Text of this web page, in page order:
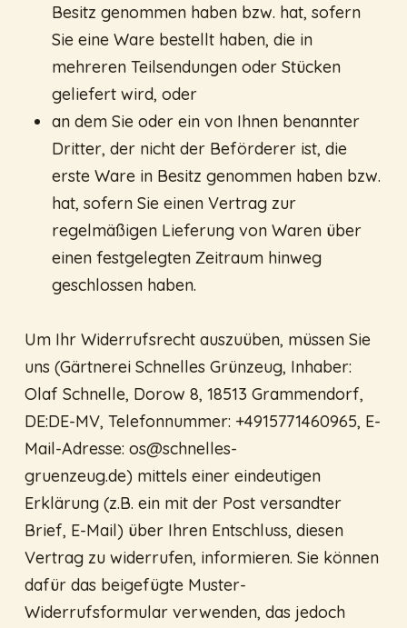
Besitz genommen haben bzw. hat, sofern
Sie eine Ware bestellt haben, die in
mehreren Teilsendungen oder Stücken
geliefert wird, oder
an dem Sie oder ein von Ihnen benannter
Dritter, der nicht der Beförderer ist, die
erste Ware in Besitz genommen haben bzw.
hat, sofern Sie einen Vertrag zur
regelmäßigen Lieferung von Waren über
einen festgelegten Zeitraum hinweg
geschlossen haben.
Um Ihr Widerrufsrecht auszuüben, müssen Sie
uns (Gärtnerei Schnelles Grünzeug, Inhaber:
Olaf Schnelle, Dorow 8, 18513 Grammendorf,
DE:DE-MV, Telefonnummer: +4915771460965, E-
Mail-Adresse: os@schnelles-
gruenzeug.de) mittels einer eindeutigen
Erklärung (z.B. ein mit der Post versandter
Brief, E-Mail) über Ihren Entschluss, diesen
Vertrag zu widerrufen, informieren. Sie können
dafür das beigefügte Muster-
Widerrufsformular verwenden, das jedoch